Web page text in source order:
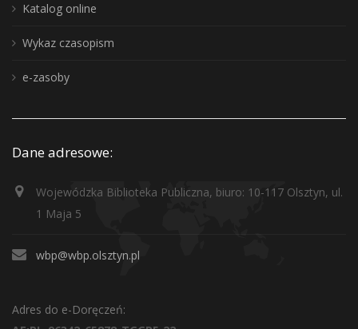
Katalog online
Wykaz czasopism
e-zasoby
Dane adresowe:
Wojewódzka Biblioteka Publiczna, biuro: 10-117 Olsztyn, ul.
1 Maja 5
wbp@wbp.olsztyn.pl
Adres do e-Doręczeń: